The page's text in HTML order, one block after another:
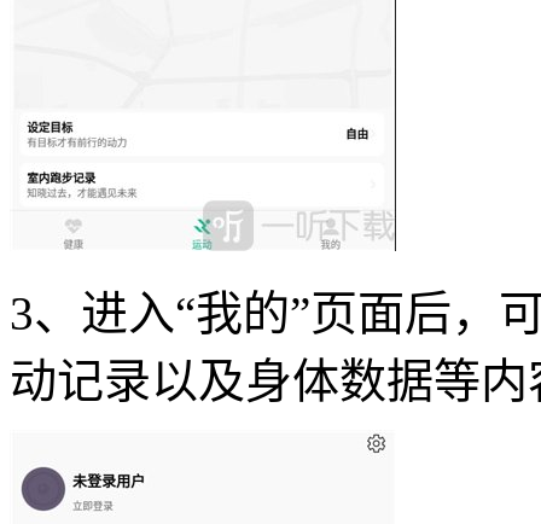
3、进入“我的”页面后，
动记录以及身体数据等内